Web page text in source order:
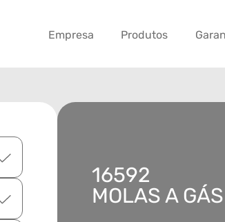
Empresa Produtos
16592
MOLAS A GÁS